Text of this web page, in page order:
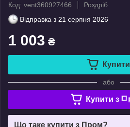
Код: vent360927466
Роздріб
Відправка з 21 серпня 2026
1 003 ₴
Купити
або
Купити з
Що таке купити з Пром?